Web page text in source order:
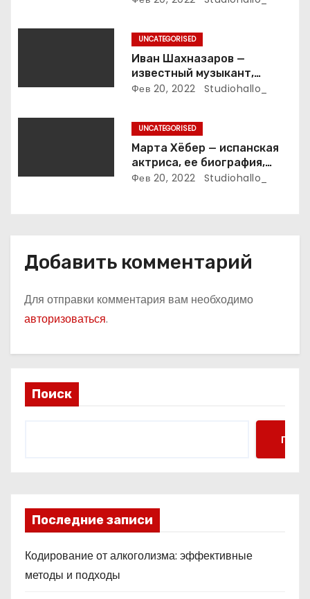
UNCATEGORISED
Иван Шахназаров —
известный музыкант,
композитор и продюсер —
Фев 20, 2022 Studiohallo_
UNCATEGORISED
Марта Хёбер — испанская
актриса, ее биография,
фото и интересные факты,
Фев 20, 2022 Studiohallo_
Добавить комментарий
Для отправки комментария вам необходимо
авторизоваться.
Поиск
Поиск
Последние записи
Кодирование от алкоголизма: эффективные
методы и подходы